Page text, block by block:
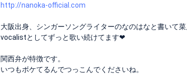
http://nanoka-official.com
大阪出身、シンガーソングライターのなのはなと書いて
vocalistとしてずっと歌い続けてます❤︎
関西弁が特徴です。
いつもボケてるんでつっこんでくださいね。